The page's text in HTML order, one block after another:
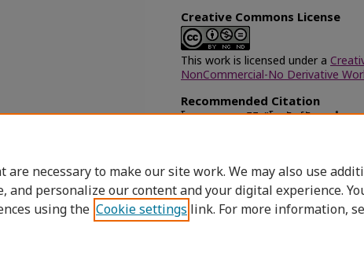
Creative Commons License
This work is licensed under a
NonCommercial-No Derivative
Recommended Citation
โมรากุล, วรรณสิริ, "โทรทัศน์กับการกำหน
are necessary to make our site work. We may also use
and personalize our content and your digital experience.
using the Cookie settings link. For more information,